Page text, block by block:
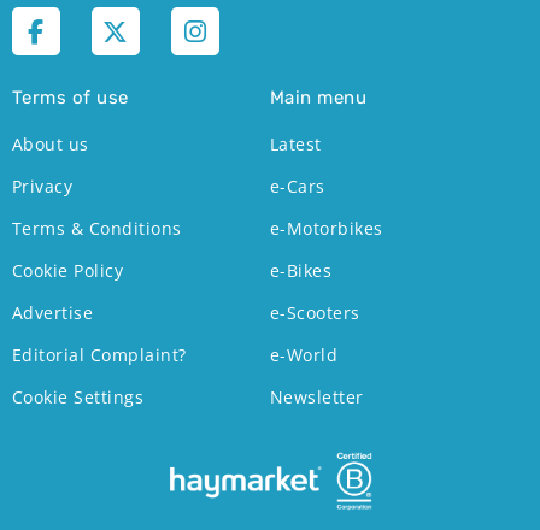
Terms of use
About us
Privacy
Terms & Conditions
Cookie Policy
Advertise
Editorial Complaint?
Cookie Settings
Main menu
Latest
e-Cars
e-Motorbikes
e-Bikes
e-Scooters
e-World
Newsletter